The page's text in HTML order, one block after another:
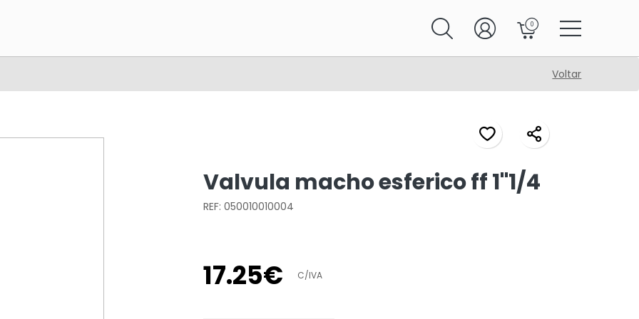
0
Voltar
Valvula macho esferico ff 1"1/4
REF: 050010010004
17.25€ C/IVA